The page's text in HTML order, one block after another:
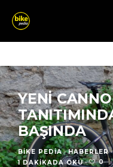
YENI
BAŞINDA
BIKE PEDIA · HABERLER ·
1 DAKIKADA OKU · 0